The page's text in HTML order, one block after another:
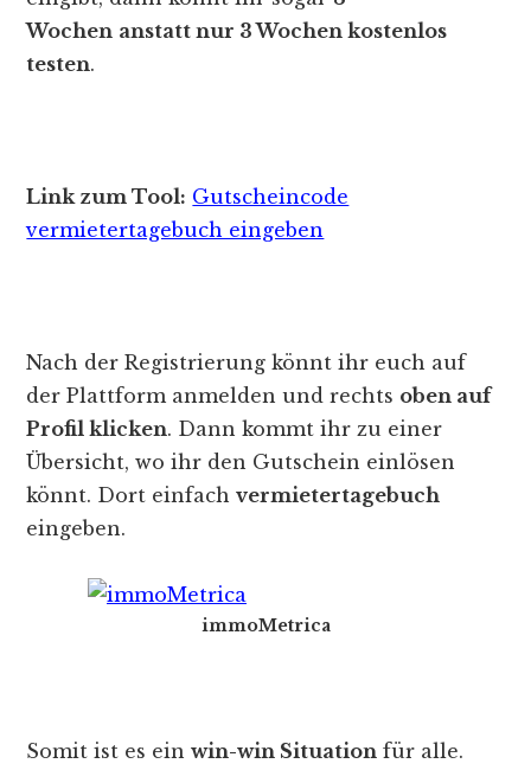
Wochen anstatt nur 3 Wochen kostenlos
testen.
Link zum Tool: Gutscheincode
vermietertagebuch eingeben
Nach der Registrierung könnt ihr euch auf
der Plattform anmelden und rechts oben auf
Profil klicken. Dann kommt ihr zu einer
Übersicht, wo ihr den Gutschein einlösen
könnt. Dort einfachvermietertagebuch
eingeben.
immoMetrica
Somit ist es einwin-win Situation für alle.